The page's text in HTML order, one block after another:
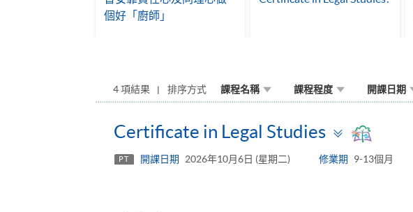
個好「廚師」
4 項結果 排序方式 課程名稱 課程程度 開課日期
Certificate in Legal Studies
Toggle
panel
PT 開課日期 2026年10月6日 (星期二) 修業期 9-13個月